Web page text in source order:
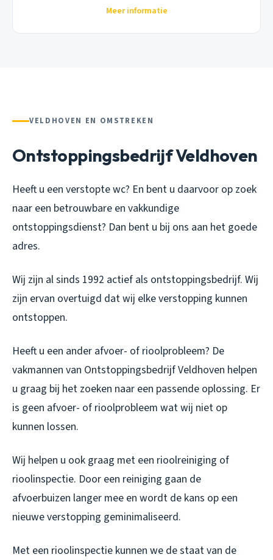
Meer informatie
VELDHOVEN EN OMSTREKEN
Ontstoppingsbedrijf Veldhoven
Heeft u een verstopte wc? En bent u daarvoor op zoek
naar een betrouwbare en vakkundige
ontstoppingsdienst? Dan bent u bij ons aan het goede
adres.
Wij zijn al sinds 1992 actief als ontstoppingsbedrijf. Wij
zijn ervan overtuigd dat wij elke verstopping kunnen
ontstoppen.
Heeft u een ander afvoer- of rioolprobleem? De
vakmannen van Ontstoppingsbedrijf Veldhoven helpen
u graag bij het zoeken naar een passende oplossing. Er
is geen afvoer- of rioolprobleem wat wij niet op
kunnen lossen.
Wij helpen u ook graag met een rioolreiniging of
rioolinspectie. Door een reiniging gaan de
afvoerbuizen langer mee en wordt de kans op een
nieuwe verstopping geminimaliseerd.
Met een rioolinspectie kunnen we de staat van de